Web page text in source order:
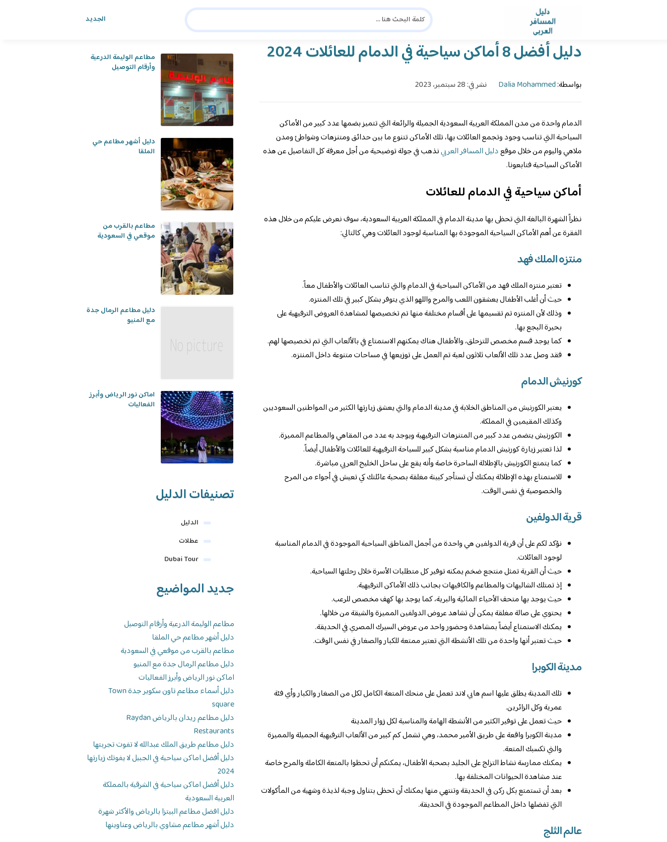
الجديد دليل المسافر العربي ›الدليل›
دليل أفضل 8 أماكن سياحية في الدمام للعائلات 2024
بواسطة:Dalia Mohammed نشر في: 28 سبتمبر، 2023
الدمام واحدة من مدن المملكة العربية السعودية الجميلة والرائعة التي تتميز بضمها عدد كبير من الأماكن
السياحية التي تناسب وجود وتجمع العائلات بها، تلك الأماكن تتنوع ما بين حدائق ومتنزهات وشواطئ ومدن
ملاهي واليوم من خلال موقعدليل المسافر العربينذهب في جولة توضيحية من أجل معرفة كل التفاصيل عن هذه
الأماكن السياحية فتابعونا.
أماكن سياحية في الدمام للعائلات
نظراً الشهرة البالغة التي تحظى بها مدينة الدمام في المملكة العربية السعودية، سوف نعرض عليكم من خلال هذه
الفقرة عن أهم الأماكن السياحية الموجودة بها المناسبة لوجود العائلات وهي كالتالي:
منتزه الملك فهد
تعتبر منتزه الملك فهد من الأماكن السياحية في الدمام والتي تناسب العائلات والأطفال معاً.
حيث أن أغلب الأطفال يعشقون اللعب والمرح واللهو الذي يتوفر بشكل كبير في تلك المنتزه.
وذلك لأن المنتزه تم تقسيمها على أقسام مختلفة منها تم تخصيصها لمشاهدة العروض الترفيهية على
بحيرة البجع بها.
كما يوجد قسم مخصص للتزحلق، والأطفال هناك يمكنهم الاستمتاع في بالألعاب التي تم تخصيصها لهم.
فقد وصل عدد تلك الألعاب ثلاثون لعبة تم العمل على توزيعها في مساحات متنوعة داخل المنتزه.
كورنيش الدمام
يعتبر الكورنيش من المناطق الخلابة في مدينة الدمام والتي يعشق زيارتها الكثير من المواطنين السعوديين
وكذلك المقيمين في المملكة.
الكورنيش يتضمن عدد كبير من المتنزهات الترفيهية ويوجد به عدد من المقاهي والمطاعم المميزة.
لذا تعتبر زيارة كورنيش الدمام مناسبة بشكل كبير للسياحة الترفيهية للعائلات والأطفال أيضاً.
كما يتمتع الكورنيش بالإطلالة الساحرة خاصة وأنه يقع على ساحل الخليج العربي مباشرة.
للاستمتاع بهذه الإطلالة يمكنك أن تستأجر كبينة مغلقة بصحبة عائلتك كي تعيش في أجواء من المرح
والخصوصية في نفس الوقت.
قرية الدولفين
نؤكد لكم على أن قرية الدولفين هي واحدة من أجمل المناطق السياحية الموجودة في الدمام المناسبة
لوجود العائلات.
حيث أن القرية تمثل منتجع ضخم يمكنه توفير كل متطلبات الأسرة خلال رحلتها السياحية.
إذ تمتلك الشاليهات والمطاعم والكافيهات بجانب ذلك الأماكن الترفيهية.
حيث يوجد بها متحف الأحياء المائية والبرية، كما يوجد بها كهف مخصص للرعب.
يحتوي على صالة مغلقة يمكن أن تشاهد عروض الدولفين المميزة والشيقة من خلالها.
يمكنك الاستمتاع أيضاً بمشاهدة وحضور واحد من عروض السيرك المصري في الحديقة.
حيث تعتبر أنها واحدة من تلك الأنشطة التي تعتبر ممتعة للكبار والصغار في نفس الوقت.
مدينة الكوبرا
تلك المدينة يطلق عليها اسم هابي لاند تعمل على منحك المتعة الكامل لكل من الصغار والكبار وأي فئة
عمرية وكل الزائرين.
حيث تعمل على توفير الكثير من الأنشطة الهامة والمناسبة لكل زوار المدينة
مدينة الكوبرا واقعة على طريق الأمير محمد، وهي تشمل كم كبير من الألعاب الترفيهية الجميلة والمميزة
والتي تكسبك المتعة.
يمكنك ممارسة نشاط التزلج على الجليد بصحبة الأطفال، يمكنكم أن تحظوا بالمتعة الكاملة والمرح خاصة
عند مشاهدة الحيوانات المختلفة بها.
بعد أن تستمتع بكل ركن في الحديقة وتنتهي منها يمكنك أن تحظى بتناول وجبة لذيذة وشهية من المأكولات
التي تفضلها داخل المطاعم الموجودة في الحديقة.
عالم الثلج
شاهد أيضا
مطاعم الوليمة الدرعية
وأرقام التوصيل
دليل أشهر مطاعم حي
الملقا
مطاعم بالقرب من
موقعي في السعودية
دليل مطاعم الرمال جدة
مع المنيو
اماكن نور الرياض وأبرز
الفعاليات
تصنيفات الدليل
الدليل
عطلات
Dubai Tour
جديد المواضيع
مطاعم الوليمة الدرعية وأرقام التوصيل
دليل أشهر مطاعم حي الملقا
مطاعم بالقرب من موقعي في السعودية
دليل مطاعم الرمال جدة مع المنيو
اماكن نور الرياض وأبرز الفعاليات
دليل أسماء مطاعم تاون سكوير جدة Town
square
دليل مطاعم ريدان بالرياض Raydan
Restaurants
دليل مطاعم طريق الملك عبدالله لا تفوت تجربتها
دليل أفضل اماكن سياحية في الجبيل لا يفوتك زيارتها
2024
دليل أفضل اماكن سياحية في الشرقية بالمملكة
العربية السعودية
دليل افضل مطاعم البيتزا بالرياض والأكثر شهرة
دليل أشهر مطاعم مشاوي بالرياض وعناوينها